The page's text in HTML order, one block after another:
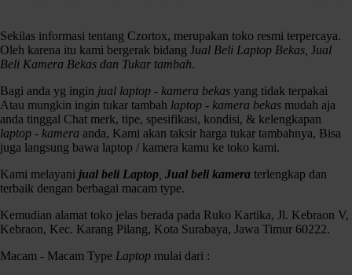
Sekilas informasi tentang Czortox, merupakan toko resmi terpercaya.
Oleh karena itu kami bergerak bidang Jual Beli Laptop Bekas, Jual
Beli Kamera Bekas dan Tukar tambah.
Bagi anda yg ingin jual laptop - kamera bekas yang tidak terpakai
Atau mungkin ingin tukar tambah laptop - kamera bekas mudah aja
anda tinggal Chat merk, tipe, spesifikasi, kondisi, & kelengkapan
laptop - kamera anda, Kami akan taksir harga tukar tambahnya, Bisa
juga langsung bawa laptop / kamera kamu ke toko kami.
Kami melayani jual beli Laptop Jual beli kamera terlengkap dan
terbaik dengan berbagai macam type.
Kemudian alamat toko jelas berada pada Ruko Kartika, Jl. Kebraon V,
Kebraon, Kec. Karang Pilang, Kota Surabaya, Jawa Timur 60222.
Macam - Macam Type Laptop mulai dari :